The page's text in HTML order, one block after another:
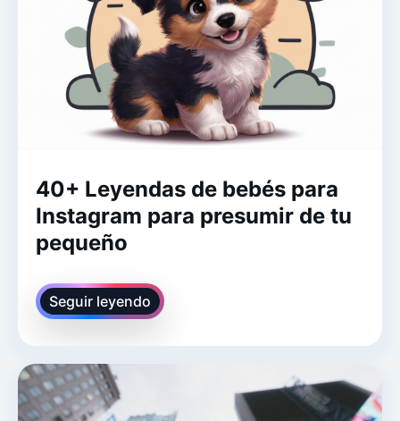
40+ Leyendas de bebés para
Instagram para presumir de tu
pequeño
Seguir leyendo